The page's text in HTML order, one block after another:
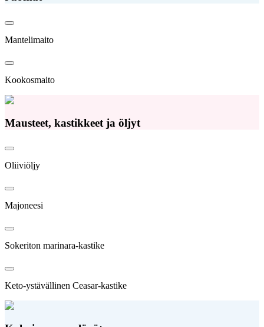
Mantelimaito
Kookosmaito
Mausteet, kastikkeet ja öljyt
Oliiviöljy
Majoneesi
Sokeriton marinara-kastike
Keto-ystävällinen Ceasar-kastike